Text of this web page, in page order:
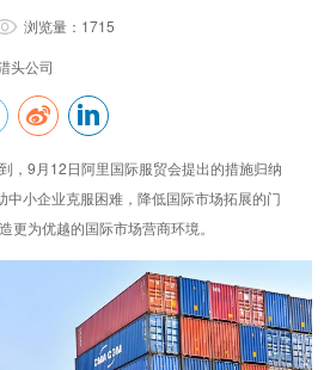
浏览量： 1715
头公司
，9月12日阿里国际服贸会提出的措施归纳
中小企业克服困难，降低国际市场拓展的门
更为优越的国际市场营商环境。